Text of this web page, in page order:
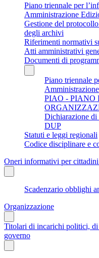
Piano triennale per
Amministrazione
Gestione del
degli archivi
Riferimenti normativi
Atti amministrativi
Documenti di
Piano triennale
Amministrazione
PIAO - PIANO
Dichiarazione di
DUP
Statuti e leggi regionali
Codice disciplinare e
Oneri informativi per cittadini
Scadenzario obblighi
Organizzazione
Titolari di incarichi politici,
governo